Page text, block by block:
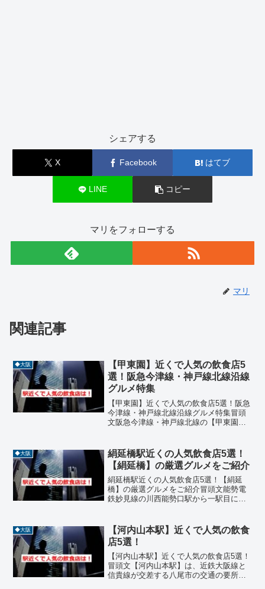
シェアする
X Facebook はてブ
LINE コピー
マリをフォローする
マリ
関連記事
◆大阪
【甲東園】近くで人気の飲食店5
選！阪急今津線・神戸線北線沿線
グルメ特集
【甲東園】近くで人気の飲食店5選！阪急
今津線・神戸線北線沿線グルメ特集冒頭
文阪急今津線・神戸線北線の【甲東園】
は、地元の人々や学生に親しまれている
飲食店が点在し、ランチや...
◆大阪
絹延橋駅近くの人気飲食店5選！
【絹延橋】の厳選グルメをご紹介
絹延橋駅近くの人気飲食店5選！【絹延
橋】の厳選グルメをご紹介冒頭文能勢電
鉄妙見線の川西能勢口駅から一駅目に位
には、地元の人々に愛される隠れた名店
が点在しています。駅周辺...
◆大阪
【河内山本駅】近くで人気の飲食
店5選！
【河内山本駅】近くで人気の飲食店5選！
冒頭文【河内山本駅】は、近鉄大阪線と
信貴線が交差する八尾市の交通の要所